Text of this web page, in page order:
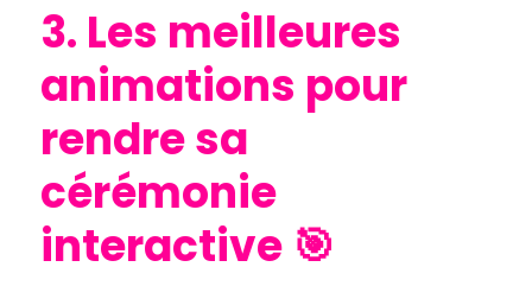
3. Les meilleures
animations pour
rendre sa
cérémonie
interactive 🎯